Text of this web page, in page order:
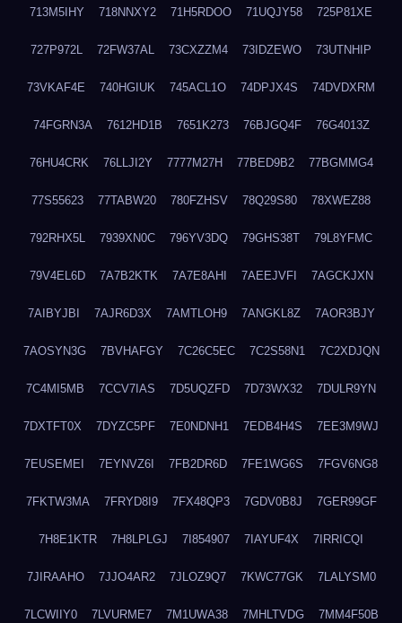
713M5IHY 718NNXY2 71H5RDOO 71UQJY58 725P81XE
727P972L 72FW37AL 73CXZZM4 73IDZEWO 73UTNHIP
73VKAF4E 740HGIUK 745ACL1O 74DPJX4S 74DVDXRM
74FGRN3A 7612HD1B 7651K273 76BJGQ4F 76G4013Z
76HU4CRK 76LLJI2Y 7777M27H 77BED9B2 77BGMMG4
77S55623 77TABW20 780FZHSV 78Q29S80 78XWEZ88
792RHX5L 7939XN0C 796YV3DQ 79GHS38T 79L8YFMC
79V4EL6D 7A7B2KTK 7A7E8AHI 7AEEJVFI 7AGCKJXN
7AIBYJBI 7AJR6D3X 7AMTLOH9 7ANGKL8Z 7AOR3BJY
7AOSYN3G 7BVHAFGY 7C26C5EC 7C2S58N1 7C2XDJQN
7C4MI5MB 7CCV7IAS 7D5UQZFD 7D73WX32 7DULR9YN
7DXTFT0X 7DYZC5PF 7E0NDNH1 7EDB4H4S 7EE3M9WJ
7EUSEMEI 7EYNVZ6I 7FB2DR6D 7FE1WG6S 7FGV6NG8
7FKTW3MA 7FRYD8I9 7FX48QP3 7GDV0B8J 7GER99GF
7H8E1KTR 7H8LPLGJ 7I854907 7IAYUF4X 7IRRICQI
7JIRAAHO 7JJO4AR2 7JLOZ9Q7 7KWC77GK 7LALYSM0
7LCWIIY0 7LVURME7 7M1UWA38 7MHLTVDG 7MM4F50B